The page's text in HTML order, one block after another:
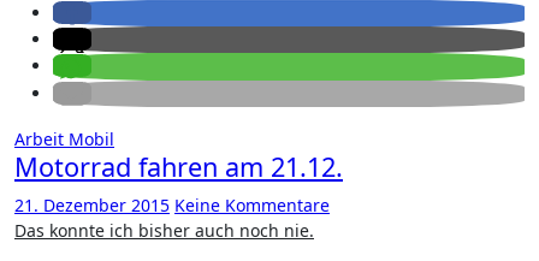
Arbeit Mobil
Motorrad fahren am 21.12.
21. Dezember 2015 Keine Kommentare
Das konnte ich bisher auch noch nie.